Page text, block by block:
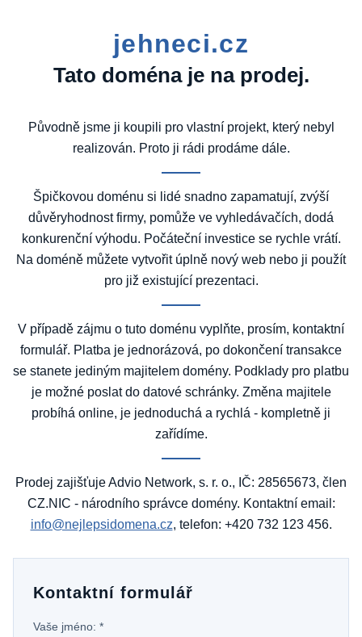
jehneci.cz
Tato doména je na prodej.
Původně jsme ji koupili pro vlastní projekt, který nebyl
realizován. Proto ji rádi prodáme dále.
Špičkovou doménu si lidé snadno zapamatují, zvýší
důvěryhodnost firmy, pomůže ve vyhledávačích, dodá
konkurenční výhodu. Počáteční investice se rychle vrátí.
Na doméně můžete vytvořit úplně nový web nebo ji použít
pro již existující prezentaci.
V případě zájmu o tuto doménu vyplňte, prosím, kontaktní
formulář. Platba je jednorázová, po dokončení transakce
se stanete jediným majitelem domény. Podklady pro platbu
je možné poslat do datové schránky. Změna majitele
probíhá online, je jednoduchá a rychlá - kompletně ji
zařídíme.
Prodej zajišťuje Advio Network, s. r. o., IČ: 28565673, člen
CZ.NIC - národního správce domény. Kontaktní email:
info@nejlepsidomena.cz, telefon: +420 732 123 456.
Kontaktní formulář
Vaše jméno: *